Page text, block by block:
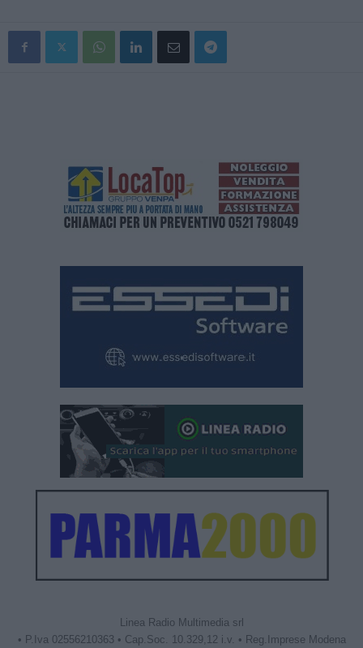
Linea Radio Multimedia srl
• P.Iva 02556210363 • Cap.Soc. 10.329,12 i.v. • Reg.Imprese Modena